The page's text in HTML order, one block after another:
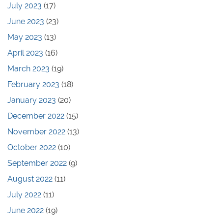
July 2023 (17)
June 2023 (23)
May 2023 (13)
April 2023 (16)
March 2023 (19)
February 2023 (18)
January 2023 (20)
December 2022 (15)
November 2022 (13)
October 2022 (10)
September 2022 (9)
August 2022 (11)
July 2022 (11)
June 2022 (19)